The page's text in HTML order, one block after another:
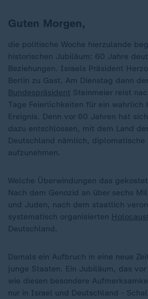
Guten Morgen,
die politische Woche hierzulande
historischen Jubiläum: 60 Jahre
Beziehungen. Israels Präsident
Berlin zu Gast. Am Dienstag dann
Bundespräsident Steinmeier reist
Tage Feierlichkeiten für ein wahrlich
Ereignis. Denn vor 60 Jahren hat
dazu entschlossen, mit dem Land
Deutschland nämlich, diplomatische
aufzunehmen.
Welche Überwindungen das
Nach dem Genozid an über sechs
und Juden, nach dem staatlich
systematisch organisierten
Deutschland.
Damals ein Aufbruch in eine neue
junge Staaten. Ein Jubiläum, das
wie diesen besondere
nur in Israel und Deutschland -